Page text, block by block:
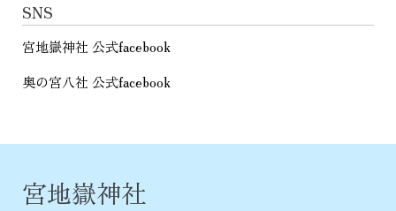
SNS
宮地嶽神社 公式facebook
奥の宮八社 公式facebook
宮地嶽神社